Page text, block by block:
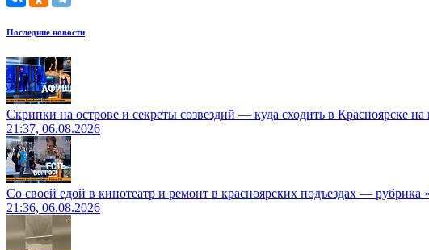
Последние новости
Скрипки на острове и секреты созвездий — куда сходить в Красноярске
21:37, 06.08.2026
Со своей едой в кинотеатр и ремонт в красноярских подъездах — рубрика
21:36, 06.08.2026